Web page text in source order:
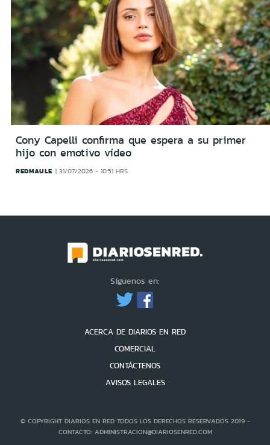
Cony Capelli confirma que espera a su primer
hijo con emotivo vídeo
REDMAULE 31/07/2026 - 10:51 HRS
Síguenos en:
ACERCA DE DIARIOS EN RED
COMERCIAL
CONTÁCTENOS
AVISOS LEGALES
© COPYRIGHT DIARIOS EN RED TODOS LOS DERECHOS RESERVADOS 2019 -
CONTACTO: ADMINISTRACION@DIARIOSENRED.COM